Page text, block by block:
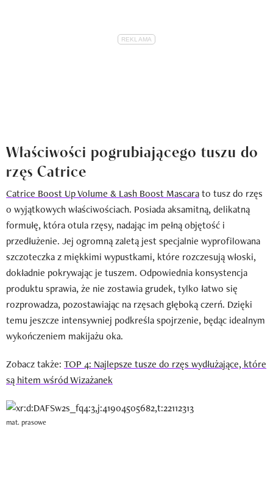
Właściwości pogrubiającego tuszu do
rzęs Catrice
Catrice Boost Up Volume & Lash Boost Mascarato tusz do rzęs
o wyjątkowych właściwościach. Posiada aksamitną, delikatną
formułę, która otula rzęsy, nadając im pełną objętość i
przedłużenie. Jej ogromną zaletą jest specjalnie wyprofilowana
szczoteczka z miękkimi wypustkami, które rozczesują włoski,
dokładnie pokrywając je tuszem. Odpowiednia konsystencja
produktu sprawia, że nie zostawia grudek, tylko łatwo się
rozprowadza, pozostawiając na rzęsach głęboką czerń. Dzięki
temu jeszcze intensywniej podkreśla spojrzenie, będąc idealnym
wykończeniem makijażu oka.
Zobacz także: TOP 4: Najlepsze tusze do rzęs wydłużające, które
są hitem wśród Wizażanek
mat. prasowe